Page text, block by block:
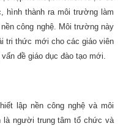
hình thành ra môi trường làm
công nghệ. Môi trường này
tri thức mới cho các giáo viên
đề giáo dục đào tạo mới.
lập nền công nghệ và môi
là người trung tâm tổ chức và